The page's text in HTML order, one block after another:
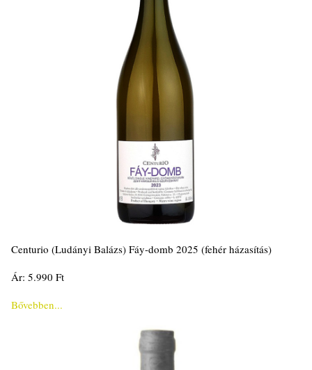
Centurio (Ludányi Balázs) Fáy-domb 2025 (fehér házasítás)
Ár: 5.990 Ft
Bővebben...